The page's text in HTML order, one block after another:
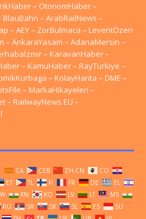
– OtonomHaber–
BlauBahn – ArabRailNews –
– AEY– ZorBulmaca – LeventÖzen
– AnkaraYasam – AdanaMersin –
– KaravanHaber–
– KamuHaber– RayTurkiye –
– KolayHarita – DME –
– MarkaHikayeleri –
– RailwayNews EU –
CA CEB ZH-CN
CO
ET TL FI FR DE
EL
KN KO LV LT
MS
RU SR SK SL ES
SU